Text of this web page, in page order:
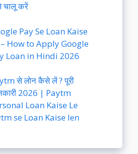
करें
Pay Se Loan Kaise
How to Apply Google
Loan in Hindi 2026
से लोन कैसे लें ? पूरी
2026 | Paytm
Loan Kaise Le
se Loan Kaise len